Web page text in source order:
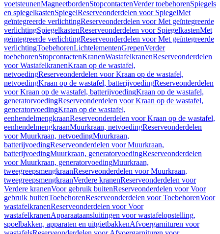
voetsteunenMagneetbordenStopcontactenVerder toebehorenSpiegels
en spiegelkastenSpiegelReserveonderdelen voor SpiegelMet
geïntegreerde verlichtingReserveonderdelen voor Met geïntegreerde
verlichtingSpiegelkastenReserveonderdelen voor SpiegelkastenMet
geïntegreerde verlichtingReserveonderdelen voor Met geïntegreerde
verlichtingToebehorenLichtelementenGrepenVerder
toebehorenStopcontactenKranenWastafelkranenReserveonderdelen
voor WastafelkranenKraan op de wastafel,
netvoedingReserveonderdelen voor Kraan op de wastafel,
netvoedingKraan op de wastafel, batterijvoedingReserveonderdelen
voor Kraan op de wastafel, batterijvoedingKraan op de wastafel,
generatorvoedingReserveonderdelen voor Kraan op de wastafel,
generatorvoedingKraan op de wastafel,
eenhendelmengkraanReserveonderdelen voor Kraan op de wastafel,
eenhendelmengkraanMuurkraan, netvoedingReserveonderdelen
voor Muurkraan, netvoedingMuurkraan,
batterijvoedingReserveonderdelen voor Muurkraan,
batterijvoedingMuurkraan, generatorvoedingReserveonderdelen
voor Muurkraan, generatorvoedingMuurkraan,
tweegreepsmengkraanReserveonderdelen voor Muurkraan,
tweegreepsmengkraanVerdere kranenReserveonderdelen voor
Verdere kranenVoor gebruik buitenReserveonderdelen voor Voor
gebruik buitenToebehorenReserveonderdelen voor ToebehorenVoor
wastafelkranenReserveonderdelen voor Voor
wastafelkranenApparaataansluitingen voor wastafelopstelling,
spoelbakken, apparaten en uitgietbakkenAfvoergarnituren voor